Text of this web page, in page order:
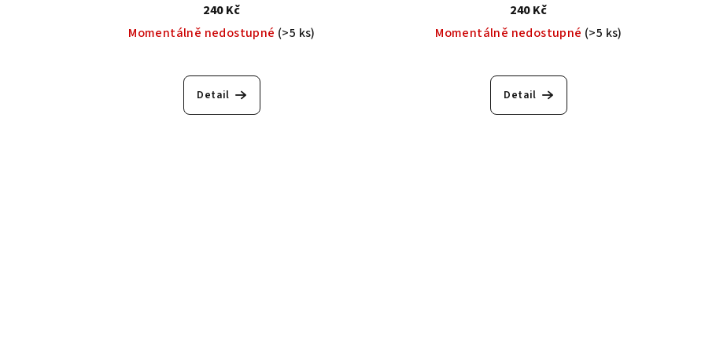
240 Kč
Momentálně nedostupné (>5 ks)
Detail
240 Kč
Momentálně nedostupné (>5 ks)
Detail